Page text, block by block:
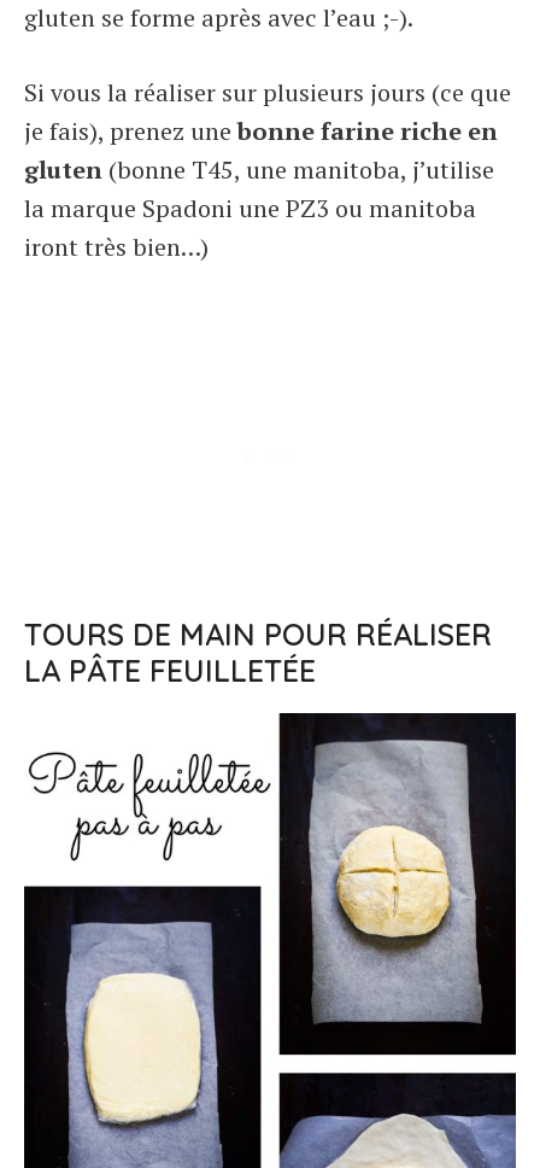
gluten se forme après avec l’eau ;-).
Si vous la réaliser sur plusieurs jours (ce que
je fais), prenez unebonne farine riche en
gluten (bonne T45, une manitoba, j’utilise
la marque Spadoni une PZ3 ou manitoba
iront très bien…)
TOURS DE MAIN POUR RÉALISER
LA PÂTE FEUILLETÉE